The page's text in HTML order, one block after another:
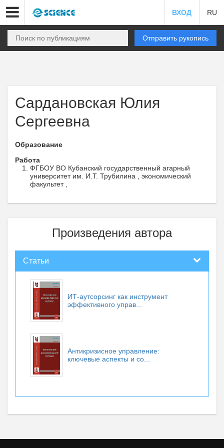
ВХОД RU
Отправить рукопись
Сардановская Юлия
Сергеевна
Образование
Работа
ФГБОУ ВО Кубанский государственный агарный
университет им. И.Т. Трубилина , экономический
факультет ,
Произведения автора
Статьи
ИТ-аутсорсинг как инструмент
эффективного управ...
Антикризисное управление:
ключевые аспекты и со...